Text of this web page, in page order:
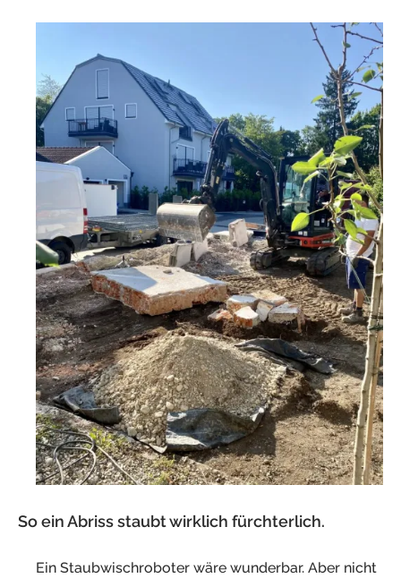
So ein Abriss staubt wirklich fürchterlich.
Ein Staubwischroboter wäre wunderbar. Aber nicht